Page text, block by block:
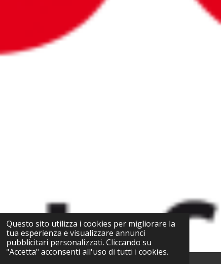
Questo sito utilizza i cookies per migliorare la
tua esperienza e visualizzare annunci
pubblicitari personalizzati. Cliccando su
"Accetta" acconsenti all'uso di tutti i cookies.